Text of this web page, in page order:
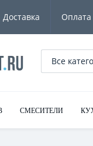
Доставка Оплата
Все
СМЕСИТЕЛИ